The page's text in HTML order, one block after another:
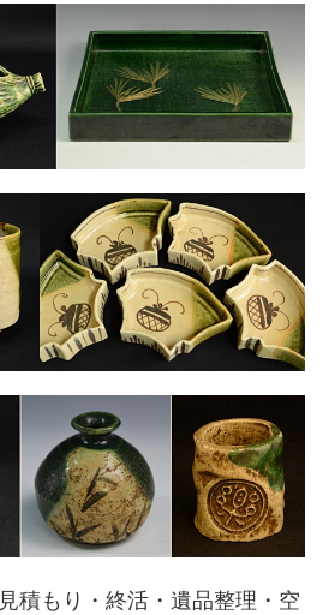
積もり・終活・遺品整理・空